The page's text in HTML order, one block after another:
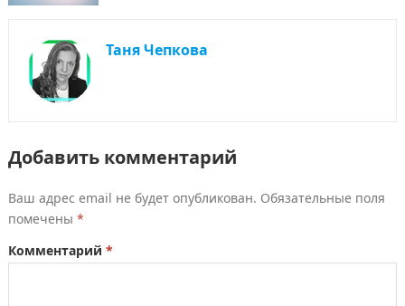
Таня Чепкова
Добавить комментарий
Ваш адрес email не будет опубликован. Обязательные поля
помечены *
Комментарий *